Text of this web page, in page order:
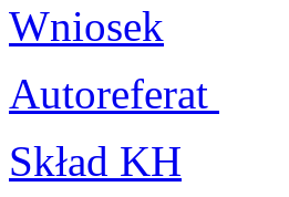
Wniosek
Autoreferat
Skład KH